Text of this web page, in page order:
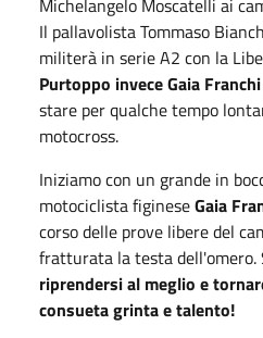
Il pallavolista Tommaso
militerà in serie A2 con la
Purtoppo invece Gaia
stare per qualche tempo
motocross.
Iniziamo con un grande in
motociclista figineseGaia
corso delle prove libere del
fratturata la testa dell'omero.
riprendersi al meglio e
consueta grinta e talento!